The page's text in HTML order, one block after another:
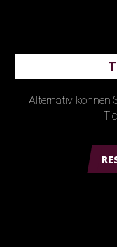
Alternativ können